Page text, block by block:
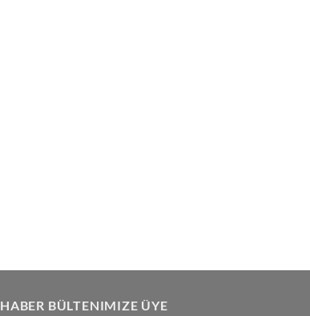
HABER BÜLTENIMIZE ÜYE